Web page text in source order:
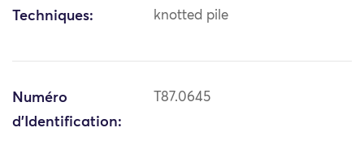
Techniques: knotted pile
Numéro
d'Identification:
T87.0645